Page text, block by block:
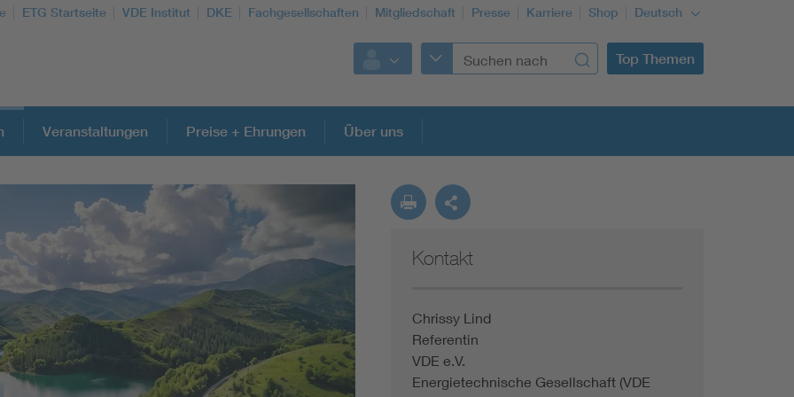
ETG Startseite VDE Institut DKE Fachgesellschaften Mitgliedschaft Presse Karriere Shop Deutsch
Top Themen
Weitere Themen
Energy efficiency
Energy grids
Energy storage
Veranstaltungen Preise + Ehrungen Über uns
Kontakt
Chrissy Lind
Referentin
VDE e.V.
Energietechnische Gesellschaft (VDE